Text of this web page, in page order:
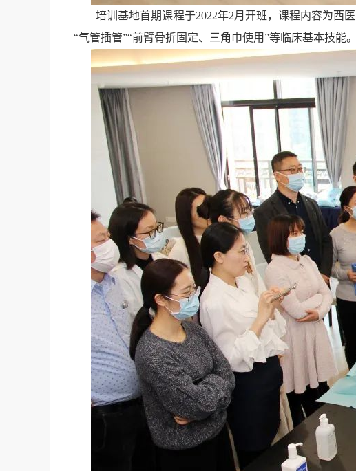
培训基地首期课程于2022年2月开班，课程内容为西医
“气管插管”“前臂骨折固定、三角巾使用”等临床基本技能。